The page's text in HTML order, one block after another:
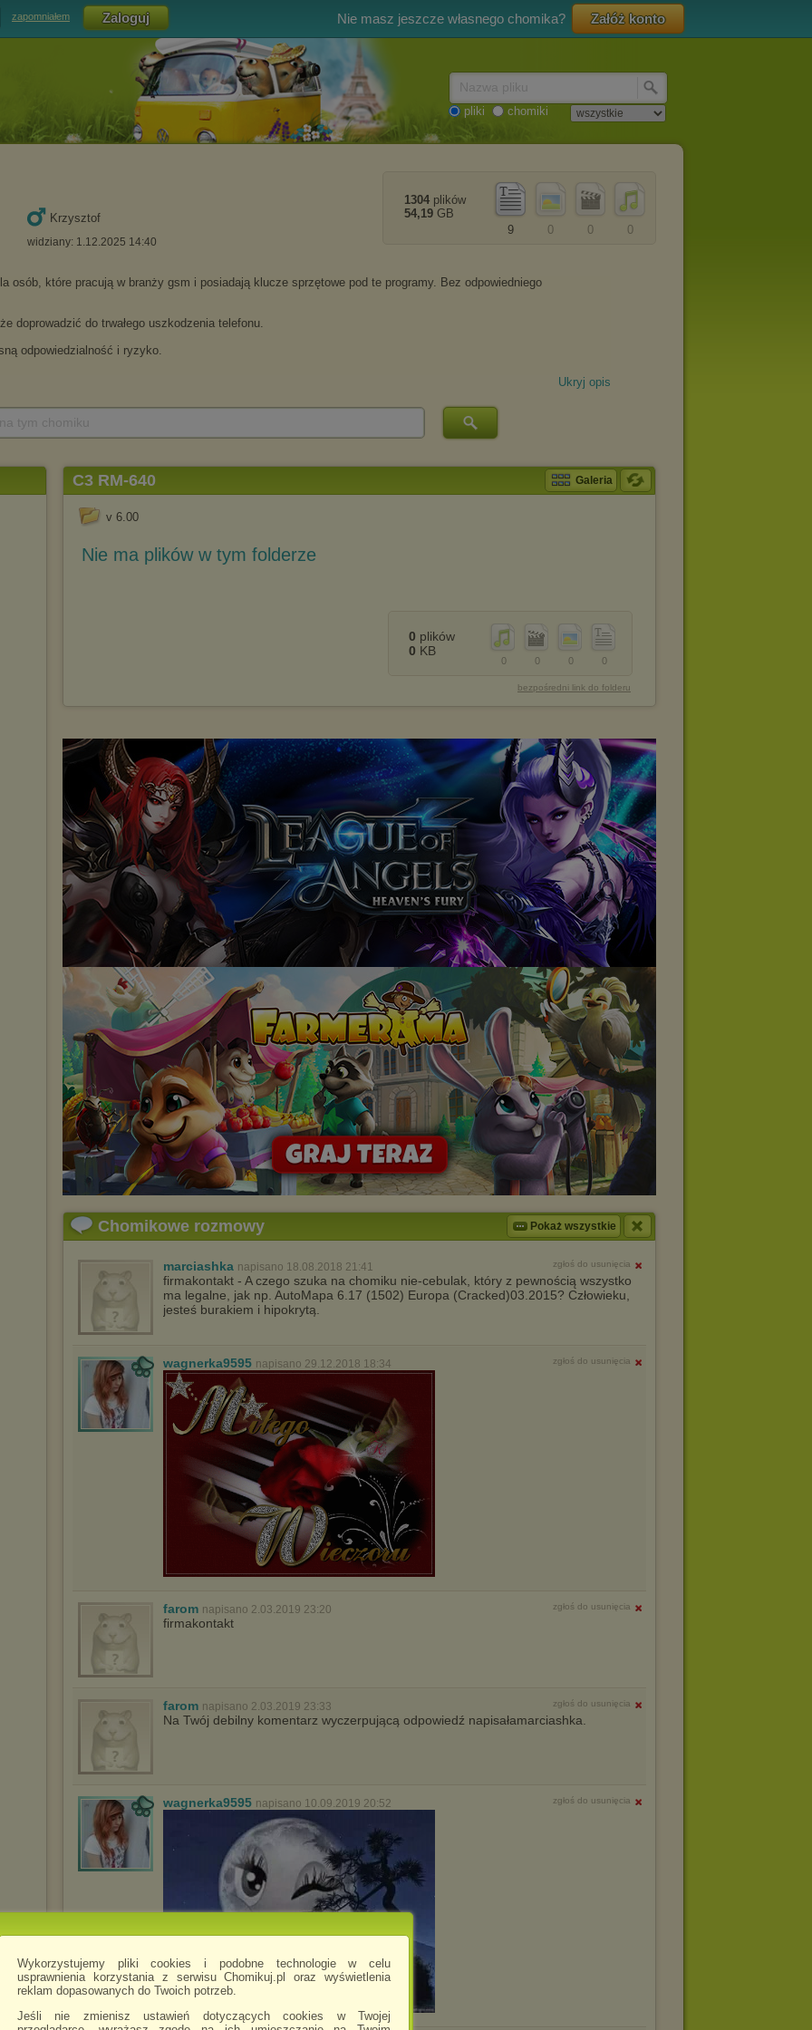
Wykorzystujemy pliki cookies i podobne technologie w celu
usprawnienia korzystania z serwisu Chomikuj.pl oraz wyświetlenia
reklam dopasowanych do Twoich potrzeb.
Jeśli nie zmienisz ustawień dotyczących cookies w Twojej
zapomniałem Nie masz jeszcze własnego chomika? Załóż konto
pliki chomiki
Krzysztof
widziany: 1.12.2025 14:40
0
0
0
9
1304 plików
54,19 GB
Ukryj opis
C3 RM-640 Galeria
v 6.00
Nie ma plików w tym folderze
0
0
0
0
0 plików
0 KB
bezpośredni link do folderu
Chomikowe rozmowy Pokaż wszystkie
marciashka napisano 18.08.2018 21:41 zgłoś do usunięcia
firmakontakt - A czego szuka na chomiku nie-cebulak, który z pewnością wszystko
ma legalne, jak np. AutoMapa 6.17 (1502) Europa (Cracked)03.2015? Człowieku,
jesteś burakiem i hipokrytą.
wagnerka9595 napisano 29.12.2018 18:34 zgłoś do usunięcia
farom napisano 2.03.2019 23:20 zgłoś do usunięcia
firmakontakt
farom napisano 2.03.2019 23:33 zgłoś do usunięcia
Na Twój debilny komentarz wyczerpującą odpowiedź napisałamarciashka.
wagnerka9595 napisano 10.09.2019 20:52 zgłoś do usunięcia